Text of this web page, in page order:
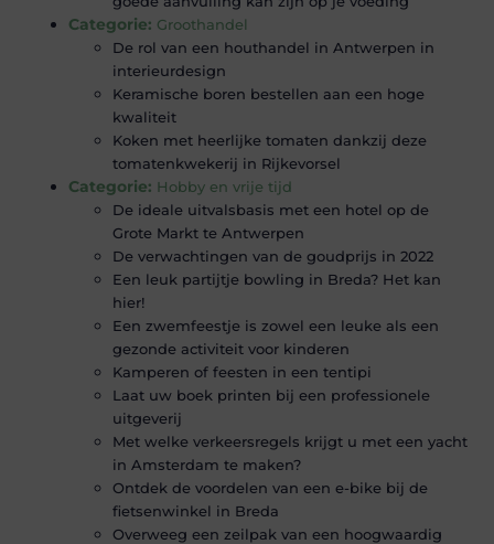
Categorie: Groothandel
De rol van een houthandel in Antwerpen in
interieurdesign
Keramische boren bestellen aan een hoge
kwaliteit
Koken met heerlijke tomaten dankzij deze
tomatenkwekerij in Rijkevorsel
Categorie: Hobby en vrije tijd
De ideale uitvalsbasis met een hotel op de
Grote Markt te Antwerpen
De verwachtingen van de goudprijs in 2022
Een leuk partijtje bowling in Breda? Het kan
hier!
Een zwemfeestje is zowel een leuke als een
gezonde activiteit voor kinderen
Kamperen of feesten in een tentipi
Laat uw boek printen bij een professionele
uitgeverij
Met welke verkeersregels krijgt u met een yacht
in Amsterdam te maken?
Ontdek de voordelen van een e-bike bij de
fietsenwinkel in Breda
Overweeg een zeilpak van een hoogwaardig